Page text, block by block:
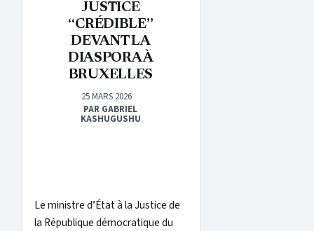
JUSTICE
“CRÉDIBLE”
DEVANT LA
DIASPORA À
BRUXELLES
25 MARS 2026
PAR GABRIEL
KASHUGUSHU
Le ministre d’État à la Justice de
la République démocratique du